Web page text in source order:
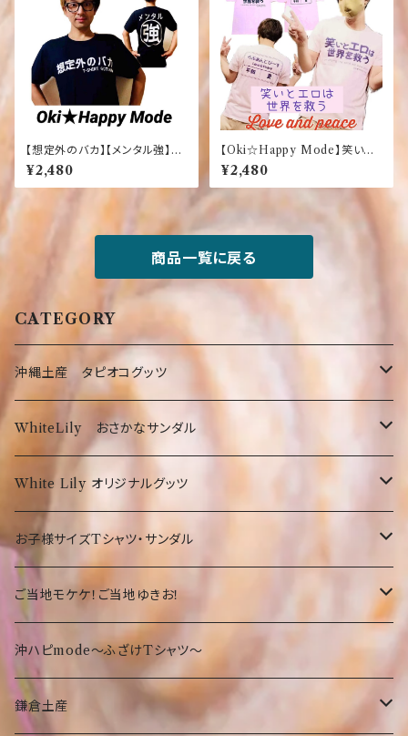
【想定外のバカ】【メンタル強】
【黒】おもしろＴシャツ ふざけT
シャツ
¥2,480
【Oki☆Happy Mode】笑いと
エロは世界を救う らぶあんど
ぴーす Tシャツ 面白 ふざ
け
¥2,480
商品一覧に戻る
CATEGORY
沖縄土産 タピオコグッツ
沖縄限定Tシャツ
弊社オリジナルTシャツ
オリオンTシャツ
お菓子・食品
お菓子
食品・飲料
沖縄の守り神！シーサー☆
沖縄限定☆ゆきお
沖縄限定小物類
タオル
オリオンビールグッツ
WhiteLily おさかなサンダル
お魚サンダル
White Lily オリジナルグッツ
Tシャツ
沖縄
鎌倉
小物
お子様サイズTシャツ・サンダル
サンダル
Tシャツ
ご当地モケケ！ご当地ゆきお！
東京
神奈川
沖ハピmode～ふざけTシャツ～
鎌倉土産